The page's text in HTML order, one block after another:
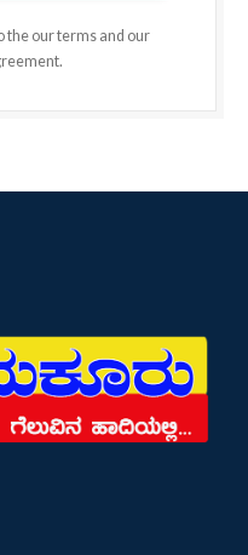
the our terms and our